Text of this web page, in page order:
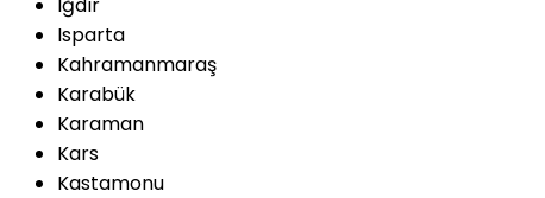
Isparta
Kahramanmaraş
Karabük
Karaman
Kars
Kastamonu